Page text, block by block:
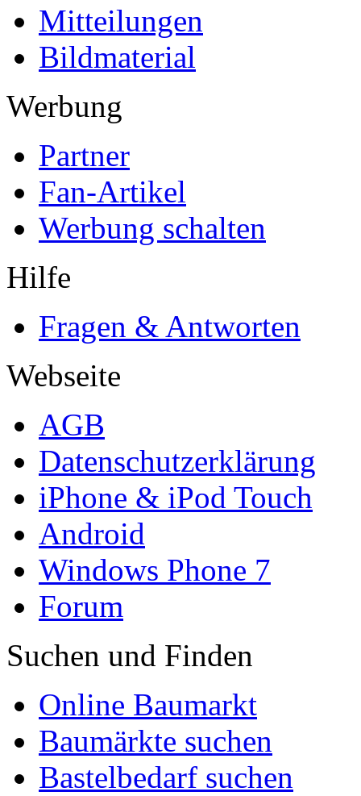
Mitteilungen
Bildmaterial
Werbung
Partner
Fan-Artikel
Werbung schalten
Hilfe
Fragen & Antworten
Webseite
AGB
Datenschutzerklärung
iPhone & iPod Touch
Android
Windows Phone 7
Forum
Suchen und Finden
Online Baumarkt
Baumärkte suchen
Bastelbedarf suchen